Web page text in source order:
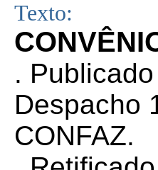
Texto:
.
Despacho
CONFAZ.